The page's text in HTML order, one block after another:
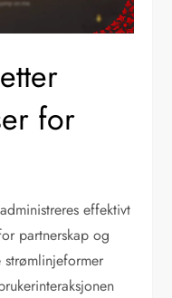
for
effektivt
partnerskap og
strømlinjeformer